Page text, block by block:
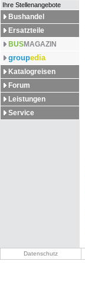
Ihre Stellenangebote
Bushandel
Ersatzteile
BUSMAGAZIN
groupedia
Katalogreisen
Forum
Leistungen
Service
Datenschutz